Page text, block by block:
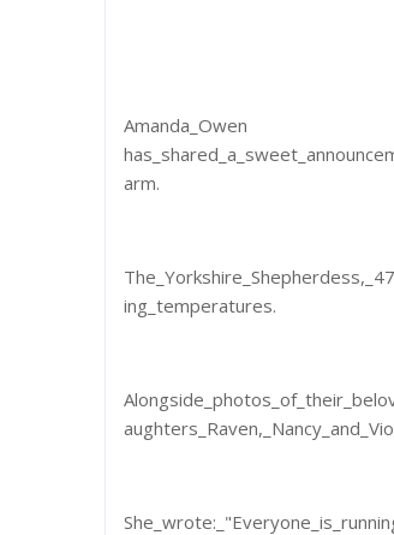
Amanda_Owen
arm.
ing_temperatures.